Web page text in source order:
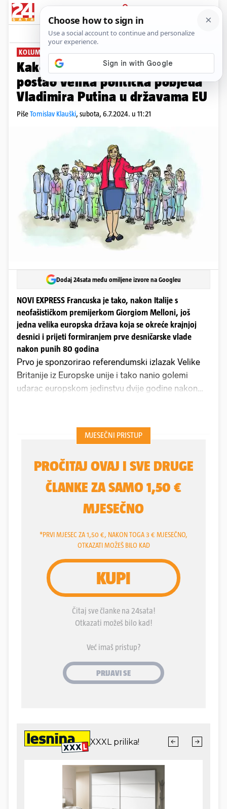
PRIJAVA
News Komentari
KOLUMNA TOMISLAVA KLAUŠKOG PLUS+
Kako je trijumf Marine Le Pen
postao velika politička pobjeda
Vladimira Putina u državama EU
PišeTomislav Klauški, subota, 6.7.2024. u 11:21
Dodaj 24sata među omiljene izvore na Googleu
NOVI EXPRESS Francuska je tako, nakon Italije s
neofašističkom premijerkom Giorgiom Melloni, još
jedna velika europska država koja se okreće krajnjoj
desnici i prijeti formiranjem prve desničarske vlade
nakon punih 80 godina
Prvo je sponzorirao referendumski izlazak Velike
Britanije iz Europske unije i tako nanio golemi
udarac europskom jedinstvu dvije godine nakon
Slovačkoj, Italiji, Austriji, Hrvatskoj, nekim
skandinavskim zemljama, kao što postojano radi
ruski diktator
Vladimir Putin
pokušava razbiti
jednu od dvije zemlje koje su ostale najveće
okosnice Europske unije - Francusku.